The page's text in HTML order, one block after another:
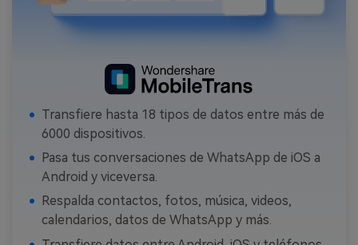
Transfiere hasta 18 tipos de datos entre más de
6000 dispositivos.
Pasa tus conversaciones de WhatsApp de iOS a
Android y viceversa.
Respalda contactos, fotos, música, videos,
calendarios, datos de WhatsApp y más.